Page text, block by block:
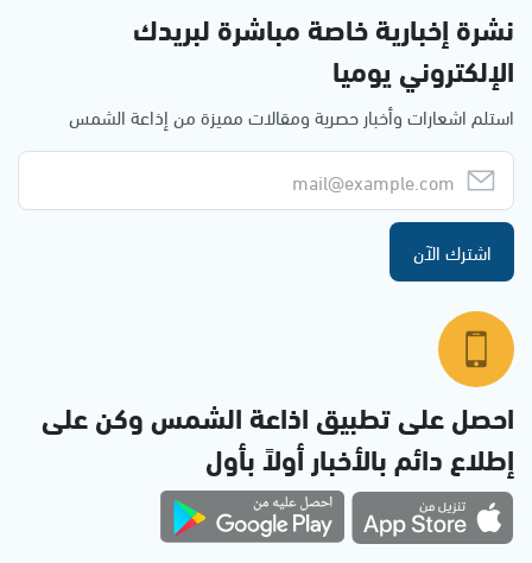
نشرة إخبارية خاصة مباشرة لبريدك
الإلكتروني يوميا
استلم اشعارات وأخبار حصرية ومقالات مميزة من إذاعة الشمس
اشترك الآن
احصل على تطبيق اذاعة الشمس وكن على
إطلاع دائم بالأخبار أولاً بأول